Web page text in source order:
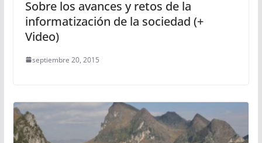
Sobre los avances y retos de la
informatización de la sociedad (+
Video)
septiembre 20, 2015